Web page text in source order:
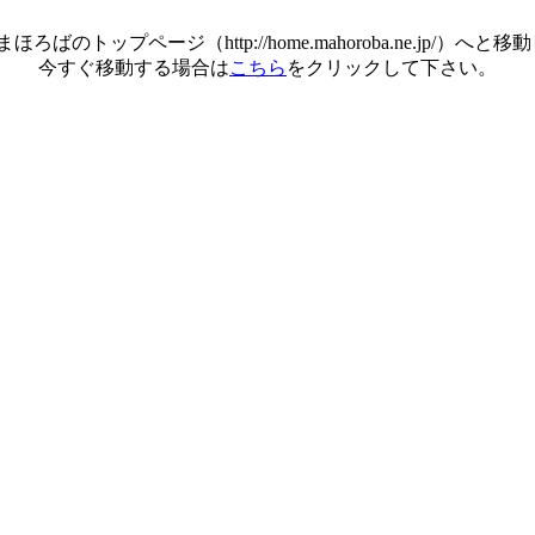
ほろばのトップページ（http://home.mahoroba.ne.jp/）へと移動
今すぐ移動する場合はこちら をクリックして下さい。